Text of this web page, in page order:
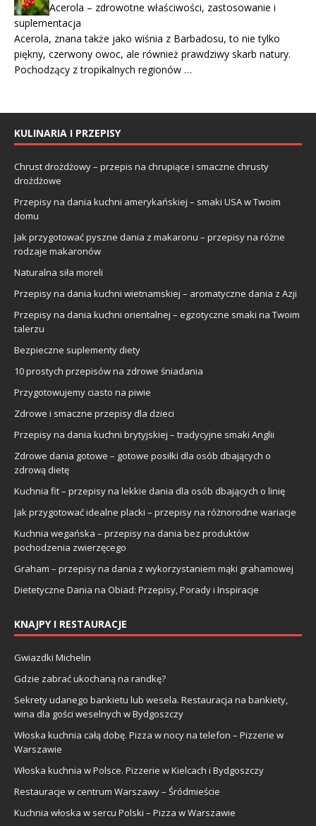
Acerola – zdrowotne właściwości, zastosowanie i
suplementacja
Acerola, znana także jako wiśnia z Barbadosu, to nie tylko
piękny, czerwony owoc, ale również prawdziwy skarb natury.
Pochodzący z tropikalnych regionów …
KULINARIA I PRZEPISY
Chrust drożdżowy – przepis na chrupiące i smaczne chrusty
drożdżowe
Przepisy na dania kuchni amerykańskiej – smaki USA w Twoim
domu
Jak przygotować pyszne dania z makaronu – przepisy na różne
rodzaje makaronów
Naturalna siła moreli
Przepisy na dania kuchni wietnamskiej – aromatyczne dania z Azji
Przepisy na dania kuchni orientalnej – egzotyczne smaki na Twoim
talerzu
Bezpieczne suplementy diety
10 prostych przepisów na zdrowe śniadania
Przygotowujemy ciasto na piwie
Zdrowe i smaczne przepisy dla dzieci
Przepisy na dania kuchni brytyjskiej – tradycyjne smaki Anglii
Zdrowe dania gotowe – gotowe posiłki dla osób dbających o
zdrową dietę
Kuchnia fit – przepisy na lekkie dania dla osób dbających o linię
Jak przygotować idealne placki – przepisy na różnorodne wariacje
Kuchnia wegańska – przepisy na dania bez produktów
pochodzenia zwierzęcego
Graham – przepisy na dania z wykorzystaniem mąki grahamowej
Dietetyczne Dania na Obiad: Przepisy, Porady i Inspiracje
KNAJPY I RESTAURACJE
Gwiazdki Michelin
Gdzie zabrać ukochaną na randkę?
Sekrety udanego bankietu lub wesela. Restauracja na bankiety,
wina dla gości weselnych w Bydgoszczy
Włoska kuchnia całą dobę. Pizza w nocy na telefon – Pizzerie w
Warszawie
Włoska kuchnia w Polsce. Pizzerie w Kielcach i Bydgoszczy
Restauracje w centrum Warszawy – Śródmieście
Kuchnia włoska w sercu Polski – Pizza w Warszawie